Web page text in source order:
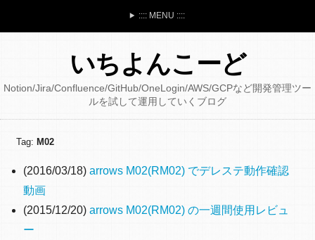
:::: MENU ::::
いちよんこーど
Notion/Jira/Confluence/GitHub/OneLogin/AWS/GCPなど開発管理ツー
ルを試して運用していくブログ
Tag: M02
(2016/03/18) arrows M02(RM02) でデレステ動作確認
動画
(2015/12/20) arrows M02(RM02) の一週間使用レビュ
ー